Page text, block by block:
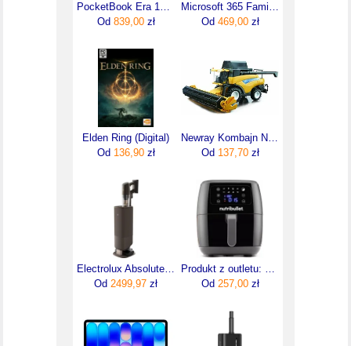
PocketBook Era 16GB Srebrny
Od 839,00zł
Microsoft 365 Family PL - licencja na rok (6GQ01161)
Od 469,00zł
Elden Ring (Digital)
Od 136,90zł
Newray Kombajn New Holland Zestaw Modelarski Żółty Czarny Od 6 Lat 5633
Od 137,70zł
Electrolux Absolute Hygienic 800 EP83HB25WU
Od 2499,97 zł
Produkt z outletu: Frytkownica beztłuszczowa Air Fryer Nutribullet NBA071B 7l 1800W
Od 257,00zł